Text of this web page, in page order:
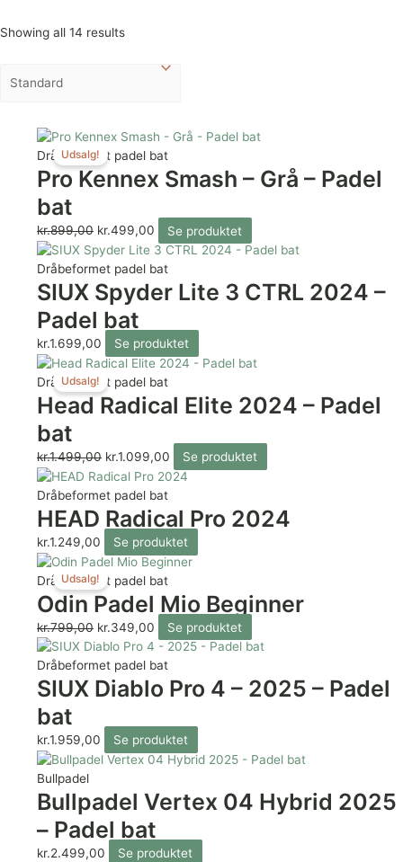
Showing all 14 results
Udsalg!
Dråbeformet padel bat
Pro Kennex Smash – Grå – Padel
bat
kr.899,00 kr.499,00 Se produktet
Dråbeformet padel bat
SIUX Spyder Lite 3 CTRL 2024 –
Padel bat
kr.1.699,00 Se produktet
Udsalg!
Dråbeformet padel bat
Head Radical Elite 2024 – Padel
bat
kr.1.499,00 kr.1.099,00 Se produktet
Dråbeformet padel bat
HEAD Radical Pro 2024
kr.1.249,00 Se produktet
Udsalg!
Dråbeformet padel bat
Odin Padel Mio Beginner
kr.799,00 kr.349,00 Se produktet
Dråbeformet padel bat
SIUX Diablo Pro 4 – 2025 – Padel
bat
kr.1.959,00 Se produktet
Bullpadel
Bullpadel Vertex 04 Hybrid 2025
– Padel bat
kr.2.499,00 Se produktet